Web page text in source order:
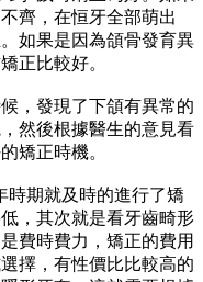
齊，在恒牙全部萌出
如果是因為頜骨發育異
正比較好。
，發現了下頜有異常的
然後根據醫生的意見看
矯正時機。
時期就及時的進行了矯
，其次就是看牙齒畸形
費時費力，矯正的費用
擇，有性價比比較高的